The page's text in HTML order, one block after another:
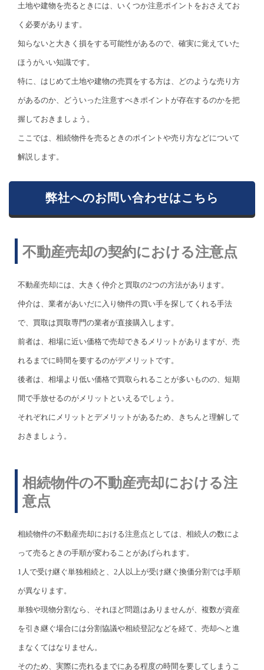
土地や建物を売るときには、いくつか注意ポイントをおさえてお
く必要があります。
知らないと大きく損をする可能性があるので、確実に覚えていた
ほうがいい知識です。
特に、はじめて土地や建物の売買をする方は、どのような売り方
があるのか、どういった注意すべきポイントが存在するのかを把
握しておきましょう。
ここでは、相続物件を売るときのポイントや売り方などについて
解説します。
弊社へのお問い合わせはこちら
不動産売却の契約における注意点
不動産売却には、大きく仲介と買取の2つの方法があります。
仲介は、業者があいだに入り物件の買い手を探してくれる手法
で、買取は買取専門の業者が直接購入します。
前者は、相場に近い価格で売却できるメリットがありますが、売
れるまでに時間を要するのがデメリットです。
後者は、相場より低い価格で買取られることが多いものの、短期
間で手放せるのがメリットといえるでしょう。
それぞれにメリットとデメリットがあるため、きちんと理解して
おきましょう。
相続物件の不動産売却における注
意点
相続物件の不動産売却における注意点としては、相続人の数によ
って売るときの手順が変わることがあげられます。
1人で受け継ぐ単独相続と、2人以上が受け継ぐ換価分割では手順
が異なります。
単独や現物分割なら、それほど問題はありませんが、複数が資産
を引き継ぐ場合には分割協議や相続登記などを経て、売却へと進
まなくてはなりません。
そのため、実際に売れるまでにある程度の時間を要してしまうこ